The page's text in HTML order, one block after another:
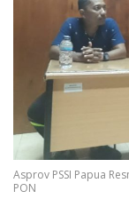
Asprov PSSI Papua
PON